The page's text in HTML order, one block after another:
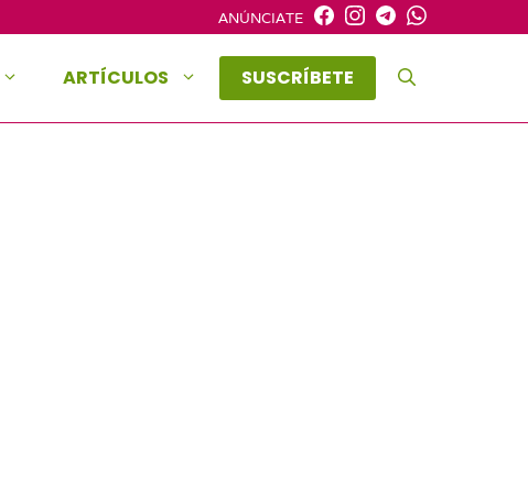
ANÚNCIATE
ARTÍCULOS SUSCRÍBETE